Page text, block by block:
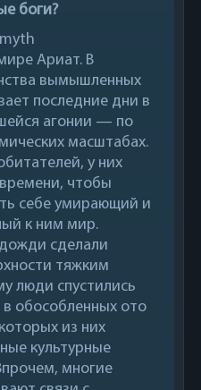
боги?
Ариат. В
вымышленных
последние дни в
агонии — по
масштабах.
у них
чтобы
себе умирающий и
к ним мир.
сделали
тяжким
люди спустились
обособленных ото
из них
культурные
многие